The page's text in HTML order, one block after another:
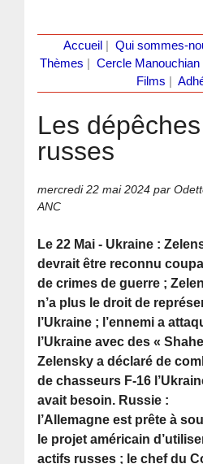
Accueil Qui sommes-
Thèmes
Cercle
Films
Les dépêches
russes
mercredi 22 mai 2024 par
ANC
Le 22 Mai - Ukraine :
devrait être reconnu
de crimes de guerre ;
n’a plus le droit de
l’Ukraine ; l’ennemi a
l’Ukraine avec des «
Zelensky a déclaré de
de chasseurs F-16
avait besoin. Russie :
l’Allemagne est prête à
le projet américain
actifs russes ; le chef du